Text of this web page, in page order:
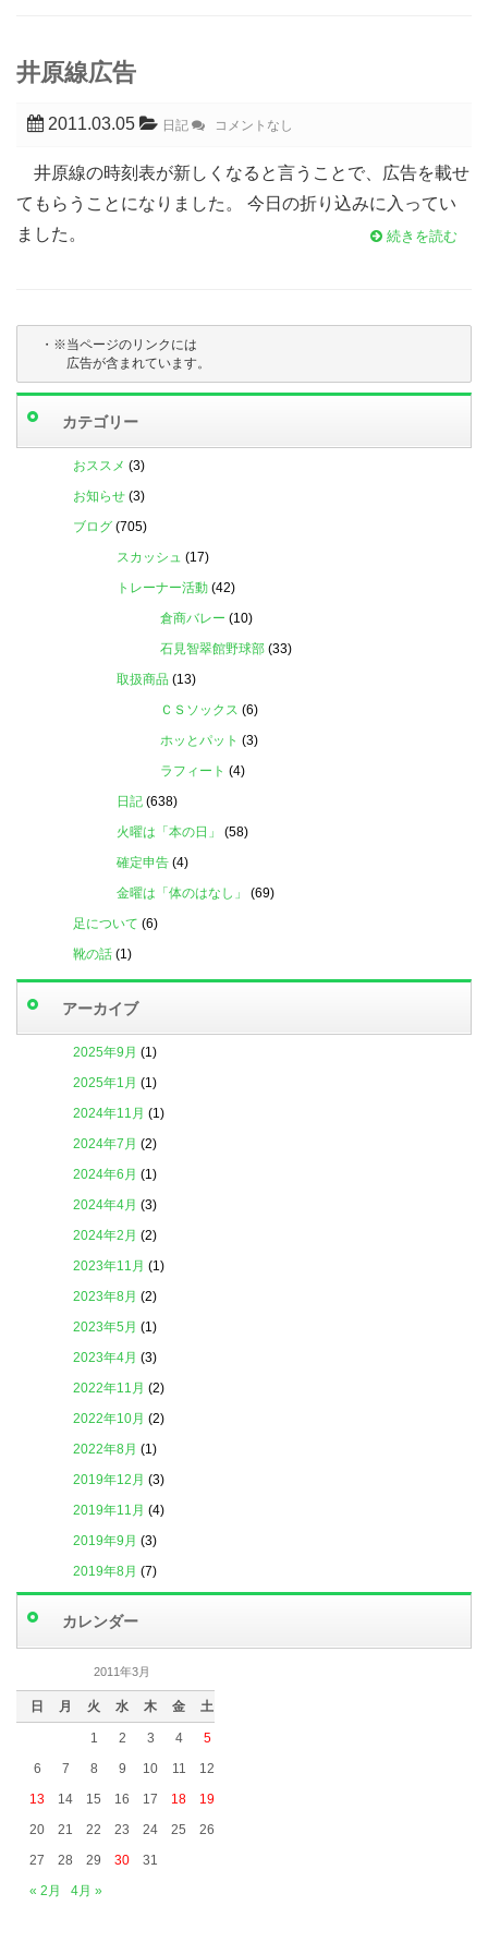
井原線広告
2011.03.05 日記 コメントなし
井原線の時刻表が新しくなると言うことで、広告を載せ
てもらうことになりました。 今日の折り込みに入ってい
ました。
続きを読む
・※当ページのリンクには
広告が含まれています。
カテゴリー
おススメ (3)
お知らせ (3)
ブログ (705)
スカッシュ (17)
トレーナー活動 (42)
倉商バレー (10)
石見智翠館野球部 (33)
取扱商品 (13)
ＣＳソックス (6)
ホッとパット (3)
ラフィート (4)
日記 (638)
火曜は「本の日」
(58)
確定申告 (4)
金曜は「体のはなし」
(69)
足について (6)
靴の話 (1)
アーカイブ
2025年9月 (1)
2025年1月 (1)
2024年11月 (1)
2024年7月 (2)
2024年6月 (1)
2024年4月 (3)
2024年2月 (2)
2023年11月 (1)
2023年8月 (2)
2023年5月 (1)
2023年4月 (3)
2022年11月 (2)
2022年10月 (2)
2022年8月 (1)
2019年12月 (3)
2019年11月 (4)
2019年9月 (3)
2019年8月 (7)
2019年6月
2019年5月
(5)
2019年4月(3)
2019年3月(5)
カレンダー
2011年3月
日 月 火 水 木 金 土
1 2 3 4
5
6
7 8 9 10 11
12
13
14 15 16 17 18
19
20
21 22 23 24 25
26
27
28 29 30
31
« 2月
4月 »